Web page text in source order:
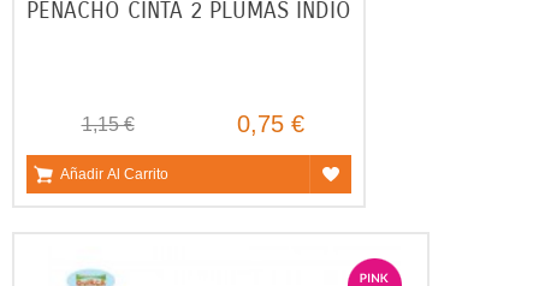
PENACHO CINTA 2 PLUMAS INDIO
1,15 € 0,75 €
Añadir Al Carrito